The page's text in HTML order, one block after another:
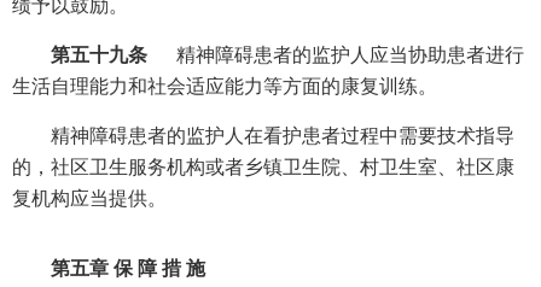
第五十九条
精神障碍患者的监护人应当协助患者进行
生活自理能力和社会适应能力等方面的康复训练。
精神障碍患者的监护人在看护患者过程中需要技术指导
的，社区卫生服务机构或者乡镇卫生院、村卫生室、社区康
复机构应当提供。
第五章 保 障 措 施